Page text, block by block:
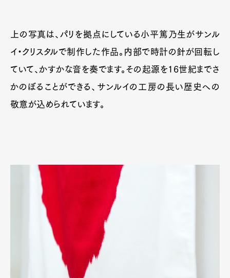
上の写真は、パリを拠点にしている小平篤乃生がサンル
イ・クリスタルで制作した作品。内部で時計の針が回転し
ていて、かすかな音を奏でます。その起源を16世紀までさ
かのぼることができる、サンルイの工房の長い歴史への
敬意が込められています。